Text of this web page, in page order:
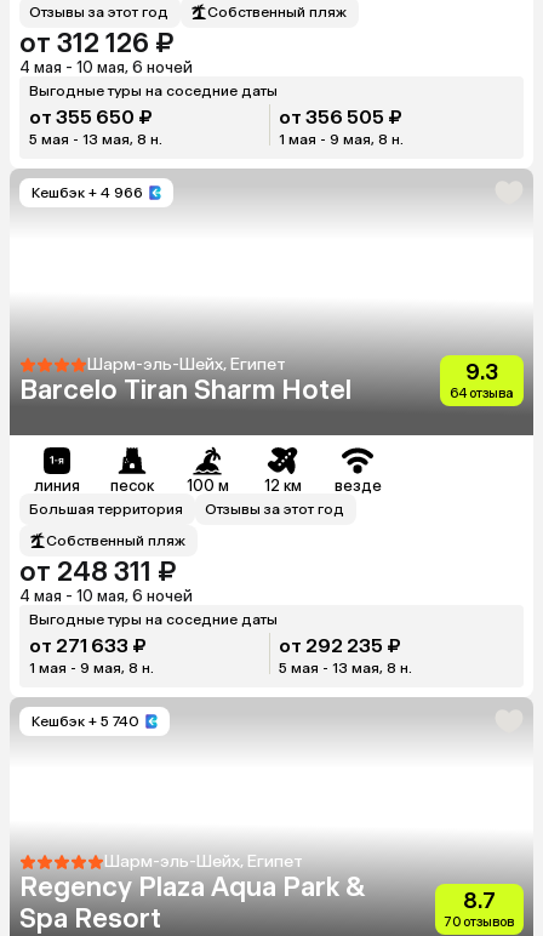
Отзывы за этот год
Собственный пляж
от 312 126 ₽
4 мая - 10 мая, 6 ночей
Выгодные туры на соседние даты
от 355 650 ₽
5 мая - 13 мая, 8 н.
от 356 505 ₽
1 мая - 9 мая, 8 н.
Кешбэк + 4 966
Шарм-эль-Шейх, Египет
Barcelo Tiran Sharm Hotel
9.3
64 отзыва
линия песок 100 м 12 км везде
Большая территория
Отзывы за этот год
Собственный пляж
от 248 311 ₽
4 мая - 10 мая, 6 ночей
Выгодные туры на соседние даты
от 271 633 ₽
1 мая - 9 мая, 8 н.
от 292 235 ₽
5 мая - 13 мая, 8 н.
Кешбэк + 5 740
Шарм-эль-Шейх, Египет
Regency Plaza Aqua Park &
Spa Resort
8.7
70 отзывов